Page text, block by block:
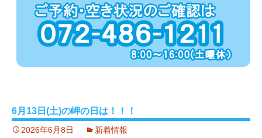
6月13日(土)の岬の日は！！！
2026年6月8日 新着情報